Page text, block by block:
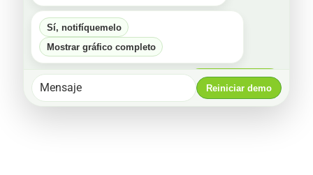
Sí, notifíquemelo
Mostrar gráfico completo
Sí, notifíquemelo
Mensaje Reiniciar demo